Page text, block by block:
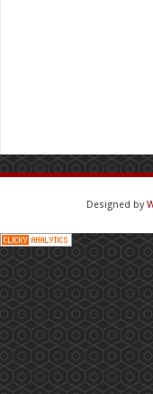
Designed by